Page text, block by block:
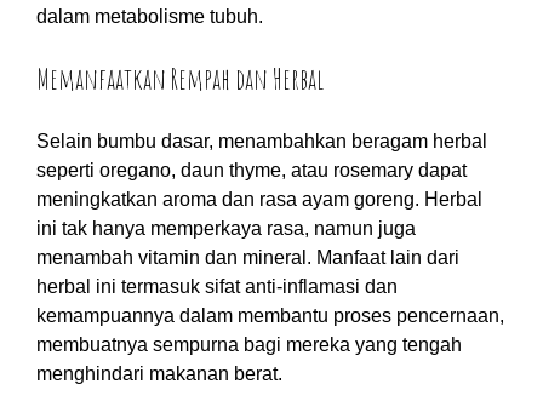
dalam metabolisme tubuh.
Memanfaatkan Rempah dan Herbal
Selain bumbu dasar, menambahkan beragam herbal
seperti oregano, daun thyme, atau rosemary dapat
meningkatkan aroma dan rasa ayam goreng. Herbal
ini tak hanya memperkaya rasa, namun juga
menambah vitamin dan mineral. Manfaat lain dari
herbal ini termasuk sifat anti-inflamasi dan
kemampuannya dalam membantu proses pencernaan,
membuatnya sempurna bagi mereka yang tengah
menghindari makanan berat.